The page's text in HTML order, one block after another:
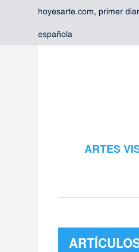
hoyesarte.com, primer
española
ARTES